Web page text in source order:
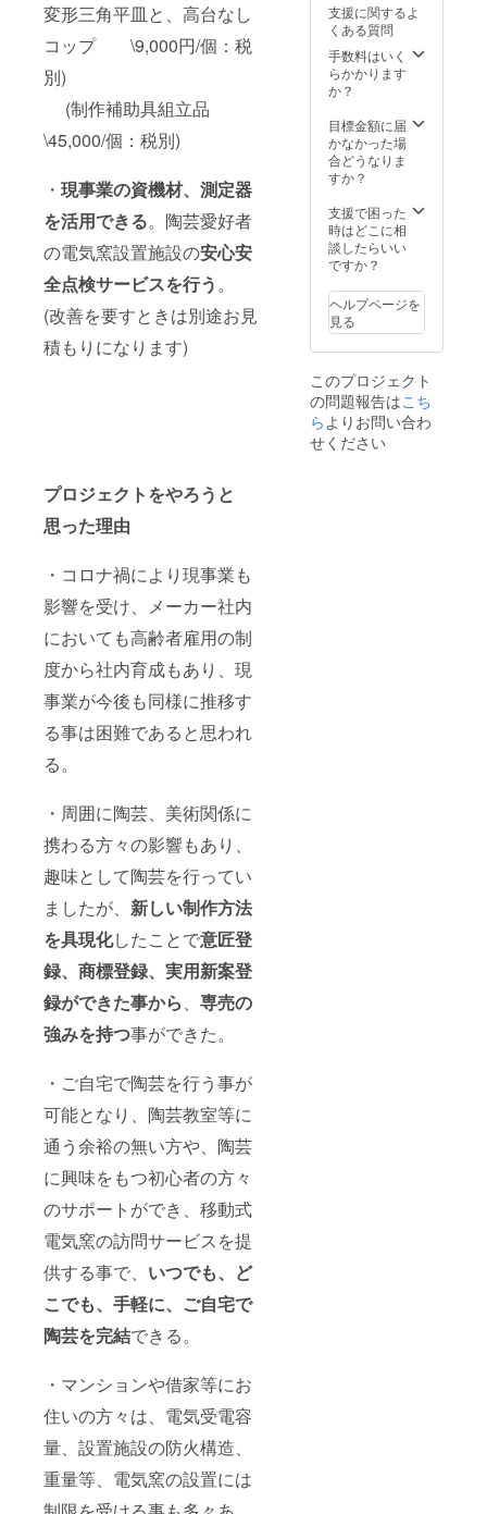
変形三角平皿と、高台なし
コップ \9,000円/個：税
別)
(制作補助具組立品
\45,000/個：税別)
・ 現事業の資機材、測定器
を活用できる。陶芸愛好者
の電気窯設置施設の安心安
全点検サービスを行う。
(改善を要すときは別途お見
積もりになります)
プロジェクトをやろうと
思った理由
・コロナ禍により現事業も
影響を受け、メーカー社内
においても高齢者雇用の制
度から社内育成もあり、現
事業が今後も同様に推移す
る事は困難であると思われ
る。
・周囲に陶芸、美術関係に
携わる方々の影響もあり、
趣味として陶芸を行ってい
ましたが、 新しい制作方法
を具現化したことで意匠登
録、商標登録、実用新案登
録ができた事から、 専売の
強みを持つ事ができた。
・ご自宅で陶芸を行う事が
可能となり、陶芸教室等に
通う余裕の無い方や、陶芸
に興味をもつ初心者の方々
のサポートができ、移動式
電気窯の訪問サービスを提
供する事で、 いつでも、ど
こでも、手軽に、 ご自宅で
陶芸を完結できる。
・マンションや借家等にお
住いの方々は、電気受電容
量、設置施設の防火構造、
重量等、電気窯の設置には
サイズ
(33cm×
D20cm
×H16c
「年輪
柾目模
様焼」
の変形
平皿各
１個、
及び板
のコッ
プ各１
個の５
個組
ト。 平
皿サイ
ズ
(W21c
cm×H1.
5cm)、
コッ
プサイ
ズ
支援に関するよ
くある質問
手数料はいく
らかかります
か？
目標金額に届
かなかった場
合どうなりま
すか？
支援で困った
時はどこに相
談したらいい
ですか？
ヘルプページを
見る
このプロジェクト
の問題報告はこち
らよりお問い合わ
せください